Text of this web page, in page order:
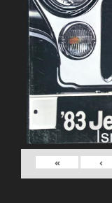
›
»